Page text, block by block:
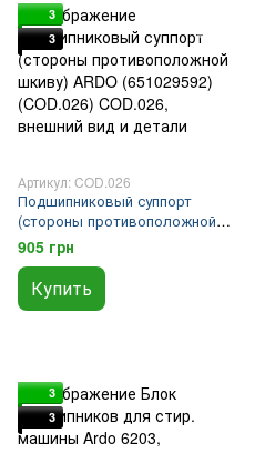
3
3
Артикул: COD.026
Подшипниковый суппорт
(стороны противоположной
шкиву) ARDO (651029592)
(COD.026)
905 грн
Купить
3
3